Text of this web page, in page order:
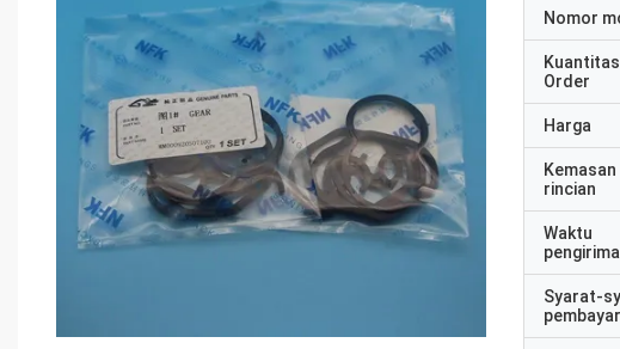
Nomor
Order
Harga
Kemasan
rincian
Waktu
Syarat-